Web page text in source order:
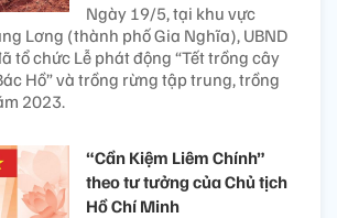
Ngày 19/5, tại khu vực
Lơng (thành phố Gia Nghĩa), UBND
tổ chức Lễ phát động “Tết trồng cây
Hồ” và trồng rừng tập trung, trồng
2023.
“Cần Kiệm Liêm Chính”
theo tư tưởng của Chủ tịch
Hồ Chí Minh